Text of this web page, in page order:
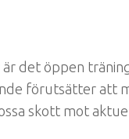
det öppen
förutsätter att
skott mot